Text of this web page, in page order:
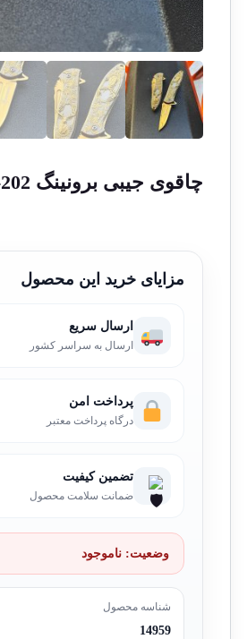
چاقوی جیبی برونینگ BR-202
مزایای خرید این محصول
ارسال سریع
ارسال به سراسر کشور
پرداخت امن
درگاه پرداخت معتبر
تضمین کیفیت
ضمانت سلامت محصول
وضعیت: ناموجود
شناسه محصول
14959